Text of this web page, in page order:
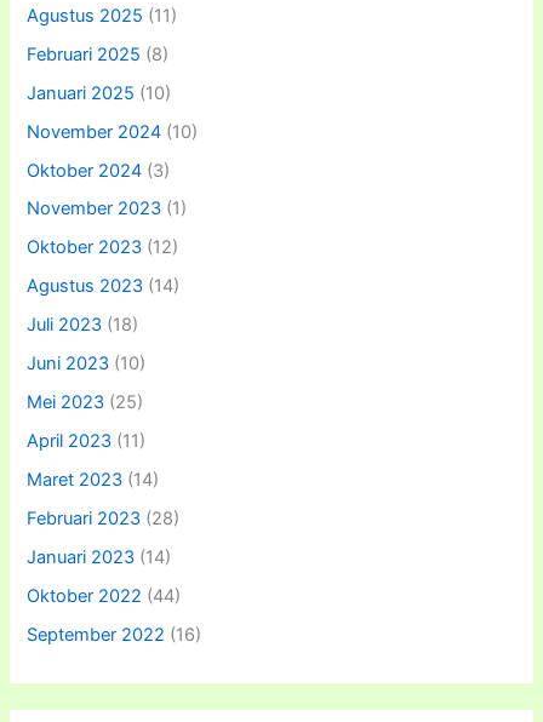
Agustus 2025 (11)
Februari 2025 (8)
Januari 2025 (10)
November 2024 (10)
Oktober 2024 (3)
November 2023 (1)
Oktober 2023 (12)
Agustus 2023 (14)
Juli 2023 (18)
Juni 2023 (10)
Mei 2023 (25)
April 2023 (11)
Maret 2023 (14)
Februari 2023 (28)
Januari 2023 (14)
Oktober 2022 (44)
September 2022 (16)